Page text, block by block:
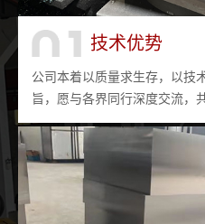
技术优势
公司本着以质量求生存，以技
旨，愿与各界同行深度交流，